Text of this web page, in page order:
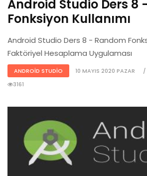
Android Studio Ders 8
Fonksiyon Kullanımı
Android Studio Ders 8 - Random
Faktöriyel Hesaplama Uygulaması
ANDROID STUDIO 10 MAYIS 2020 PAZAR
3161